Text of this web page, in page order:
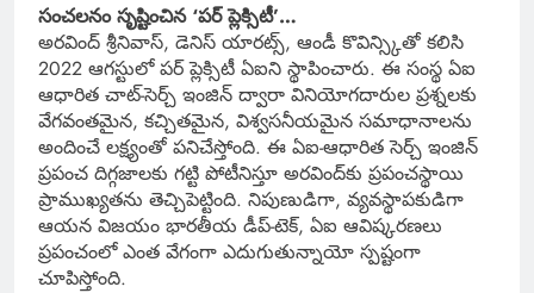
సంచలనం సృష్టించిన ‘పర్ ప్లెక్సిటీ’…
అరవింద్ శ్రీనివాస్, డెనిస్ యారట్స్, ఆండీ కొవిన్స్కితో కలిసి
2022 ఆగస్టులో పర్ ప్లెక్సిటీ ఏఐని స్థాపించారు. ఈ సంస్థ ఏఐ
ఆధారిత చాట్-సెర్చ్ ఇంజిన్ ద్వారా వినియోగదారుల ప్రశ్నలకు
వేగవంతమైన, కచ్చితమైన, విశ్వసనీయమైన సమాధానాలను
అందించే లక్ష్యంతో పనిచేస్తోంది. ఈ ఏఐ-ఆధారిత సెర్చ్ ఇంజిన్
ప్రపంచ దిగ్గజాలకు గట్టి పోటీనిస్తూ అరవింద్‌కు ప్రపంచస్థాయి
ప్రాముఖ్యతను తెచ్చిపెట్టింది. నిపుణుడిగా, వ్యవస్థాపకుడిగా
ఆయన విజయం భారతీయ డీప్-టెక్, ఏఐ ఆవిష్కరణలు
ప్రపంచంలో ఎంత వేగంగా ఎదుగుతున్నాయో స్పష్టంగా
చూపిస్తోంది.